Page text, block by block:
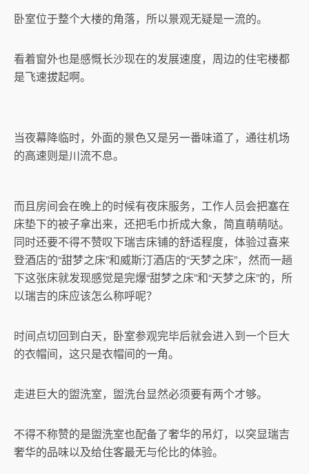
卧室位于整个大楼的角落，所以景观无疑是一流的。
看着窗外也是感慨长沙现在的发展速度，周边的住宅楼都
是飞速拔起啊。
当夜幕降临时，外面的景色又是另一番味道了，通往机场
的高速则是川流不息。
而且房间会在晚上的时候有夜床服务，工作人员会把塞在
床垫下的被子拿出来，还把毛巾折成大象，简直萌萌哒。
同时还要不得不赞叹下瑞吉床铺的舒适程度，体验过喜来
登酒店的“甜梦之床”和威斯汀酒店的“天梦之床”，然而一趟
下这张床就发现感觉是完爆“甜梦之床”和“天梦之床”的，所
以瑞吉的床应该怎么称呼呢？
时间点切回到白天，卧室参观完毕后就会进入到一个巨大
的衣帽间，这只是衣帽间的一角。
走进巨大的盥洗室，盥洗台显然必须要有两个才够。
不得不称赞的是盥洗室也配备了奢华的吊灯，以突显瑞吉
奢华的品味以及给住客最无与伦比的体验。